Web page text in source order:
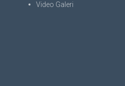
Video Galeri